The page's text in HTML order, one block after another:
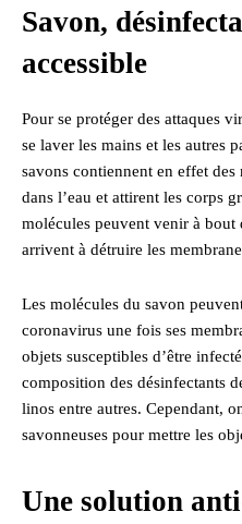
Savon,
accessible
Pour se protéger des attaques
se laver les mains et les autres
savons contiennent en effet
dans l’eau et attirent les corps
molécules peuvent venir à
arrivent à détruire les
Les molécules du savon
coronavirus une fois ses
objets susceptibles d’être
composition des désinfectants
linos entre autres. Cependant,
savonneuses pour mettre les
Une solution